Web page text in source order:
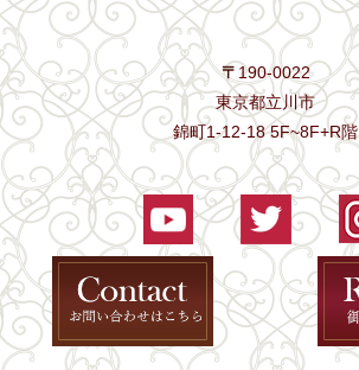
〒 190-0022
東京都立川市
錦町1-12-18 5F~8F+R階